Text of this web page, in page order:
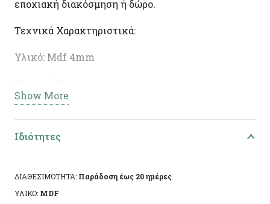
εποχιακή διακόσμηση ή δώρο.
Τεχνικά Χαρακτηριστικά:
Υλικό: Mdf 4mm
Ειδικά χαρακτηριστικά: Χειροποίητη κατασκευή,
Το αντικείμενο ενδέχεται να φέρει ελάχιστες
αποκλίσεις ανά προϊόν λόγω της χειροποίητης
Show More
Ιδιότητες
ΔΙΑΘΕΣΙΜΟΤΗΤΑ: Παράδοση έως 20 ημέρες
ΥΛΙΚΟ: MDF